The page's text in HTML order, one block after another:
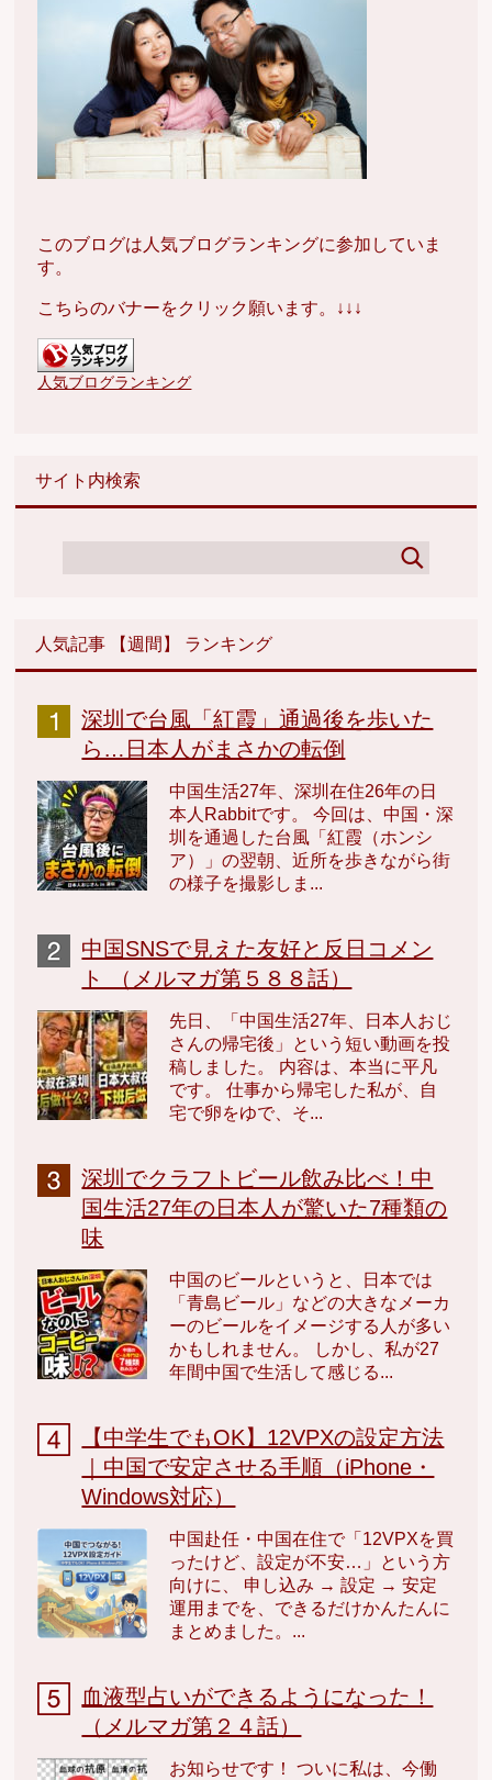
このブログは人気ブログランキングに参加していま
す。
こちらのバナーをクリック願います。↓↓↓
人気ブログランキング
サイト内検索
人気記事 【週間】 ランキング
深圳で台風「紅霞」通過後を歩いた
ら…日本人がまさかの転倒
中国生活27年、深圳在住26年の日
本人Rabbitです。 今回は、中国・深
圳を通過した台風「紅霞（ホンシ
ア）」の翌朝、近所を歩きながら街
の様子を撮影しま...
中国SNSで見えた友好と反日コメン
ト （メルマガ第５８８話）
先日、「中国生活27年、日本人おじ
さんの帰宅後」という短い動画を投
稿しました。 内容は、本当に平凡
です。 仕事から帰宅した私が、自
宅で卵をゆで、そ...
深圳でクラフトビール飲み比べ！中
国生活27年の日本人が驚いた7種類の
味
中国のビールというと、日本では
「青島ビール」などの大きなメーカ
ーのビールをイメージする人が多い
かもしれません。 しかし、私が27
年間中国で生活して感じる...
【中学生でもOK】12VPXの設定方法
｜中国で安定させる手順（iPhone・
Windows対応）
中国赴任・中国在住で「12VPXを買
ったけど、設定が不安…」という方
向けに、 申し込み → 設定 → 安定
運用までを、できるだけかんたんに
まとめました。...
血液型占いができるようになった！
（メルマガ第２４話）
お知らせです！ ついに私は、今働